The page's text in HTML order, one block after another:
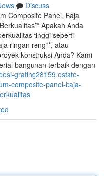
Discuss
Composite Panel, Baja
Apakah Anda
tinggi seperti
ringan reng**, atau
konstruksi Anda? Kami
bangunan terbaik dengan
grating28159.estate-
composite-panel-baja-